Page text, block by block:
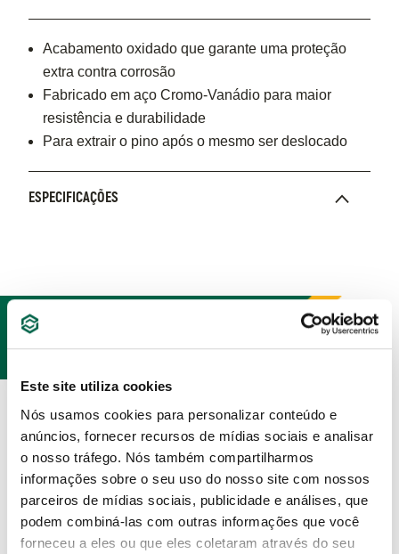
Este site utiliza cookies
Nós usamos cookies para personalizar conteúdo e
anúncios, fornecer recursos de mídias sociais e analisar
o nosso tráfego. Nós também compartilharmos
informações sobre o seu uso do nosso site com nossos
parceiros de mídias sociais, publicidade e análises, que
podem combiná-las com outras informações que você
forneceu a eles ou que eles coletaram através do seu
Acabamento oxidado que garante uma proteção
extra contra corrosão
Fabricado em aço Cromo-Vanádio para maior
resistência e durabilidade
Para extrair o pino após o mesmo ser deslocado
ESPECIFICAÇÕES
PRODUTOS
RELACIONADOS